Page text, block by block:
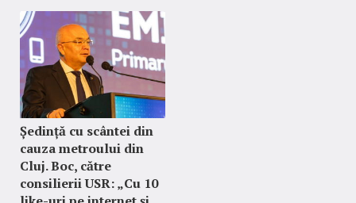
Ședință cu scântei din
cauza metroului din
Cluj. Boc, către
consilierii USR: „Cu 10